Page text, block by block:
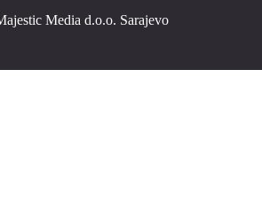
Media d.o.o. Sarajevo